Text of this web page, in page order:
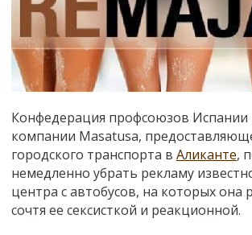
Конфедерация профсоюзов
компании Masatusa,
городского транспорта в Аликанте,
немедленно убрать рекламу
центра с автобусов, на которых она
сочтя ее сексисткой и реакционной.